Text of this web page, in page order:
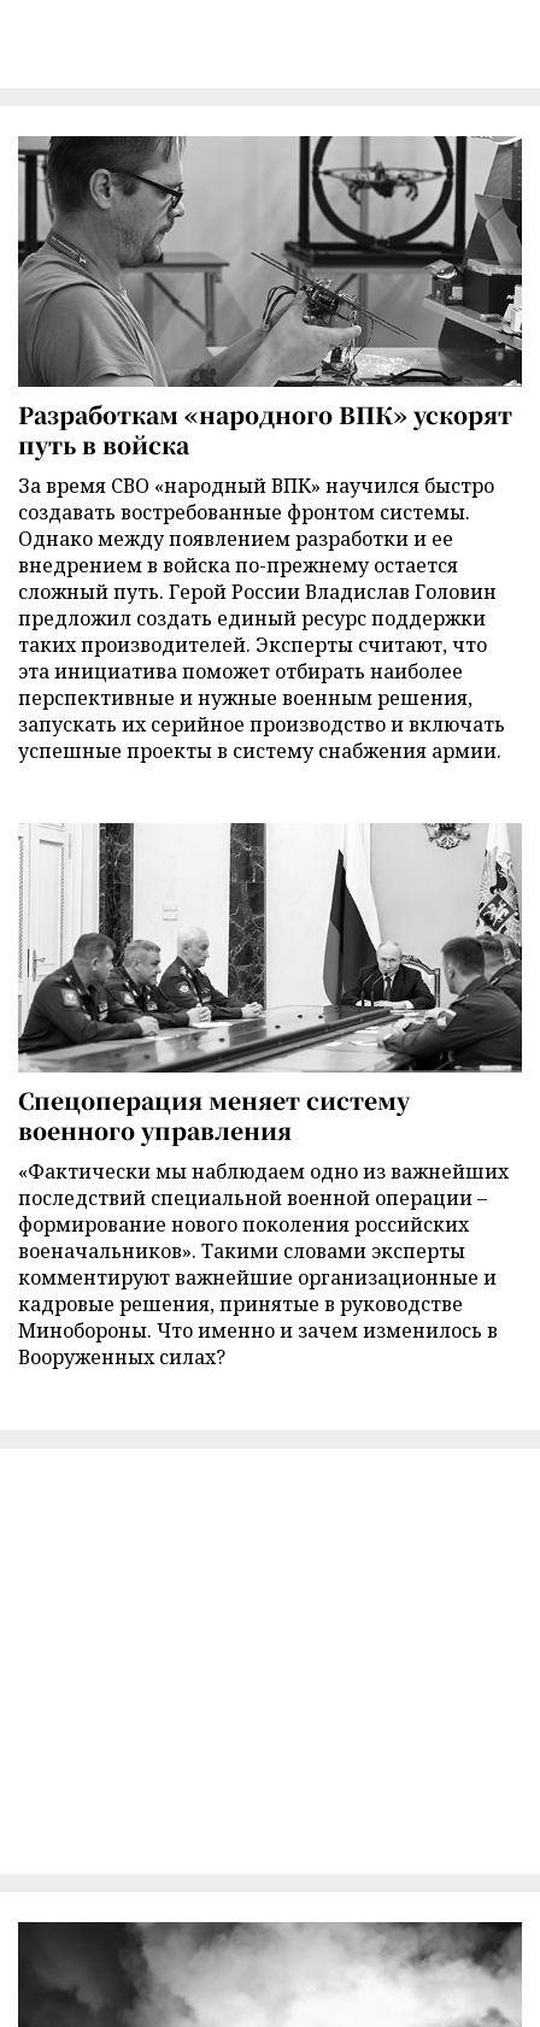
Разработкам «народного ВПК» ускорят
путь в войска
За время СВО «народный ВПК» научился быстро
создавать востребованные фронтом системы.
Однако между появлением разработки и ее
внедрением в войска по-прежнему остается
сложный путь. Герой России Владислав Головин
предложил создать единый ресурс поддержки
таких производителей. Эксперты считают, что
эта инициатива поможет отбирать наиболее
перспективные и нужные военным решения,
запускать их серийное производство и включать
успешные проекты в систему снабжения армии.
Спецоперация меняет систему
военного управления
«Фактически мы наблюдаем одно из важнейших
последствий специальной военной операции –
формирование нового поколения российских
военачальников». Такими словами эксперты
комментируют важнейшие организационные и
кадровые решения, принятые в руководстве
Минобороны. Что именно и зачем изменилось в
Вооруженных силах?